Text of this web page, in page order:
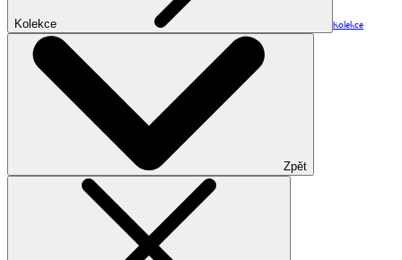
Kolekce Kolekce
Zpět